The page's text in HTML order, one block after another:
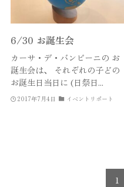
6/30 お誕生会
カーサ・デ・バンビーニの お
誕生会は、 それぞれの子どの
お誕生日当日に (日祭日...
2017年7月4日 イベントリポート
1